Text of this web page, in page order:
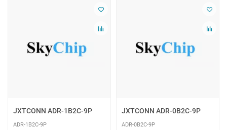
JXTCONN ADR-1B2C-9P
ADR-1B2C-9P
JXTCONN ADR-0B2C-9P
ADR-0B2C-9P